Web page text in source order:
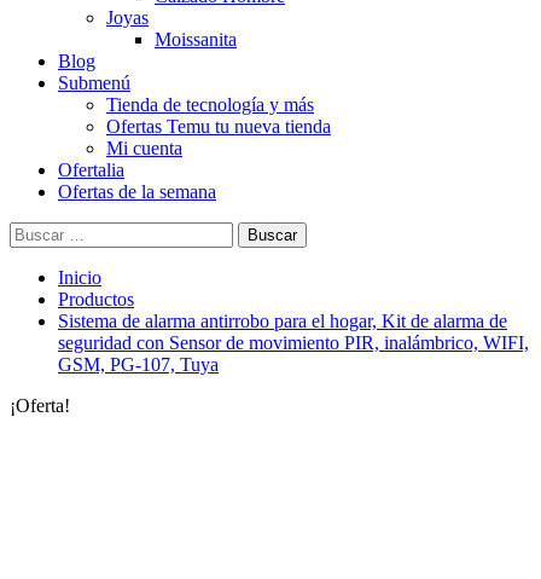
Joyas
Moissanita
Blog
Submenú
Tienda de tecnología y más
Ofertas Temu tu nueva tienda
Mi cuenta
Ofertalia
Ofertas de la semana
Buscar:
Inicio
Productos
Sistema de alarma antirrobo para el hogar, Kit de alarma de
seguridad con Sensor de movimiento PIR, inalámbrico, WIFI,
GSM, PG-107, Tuya
¡Oferta!